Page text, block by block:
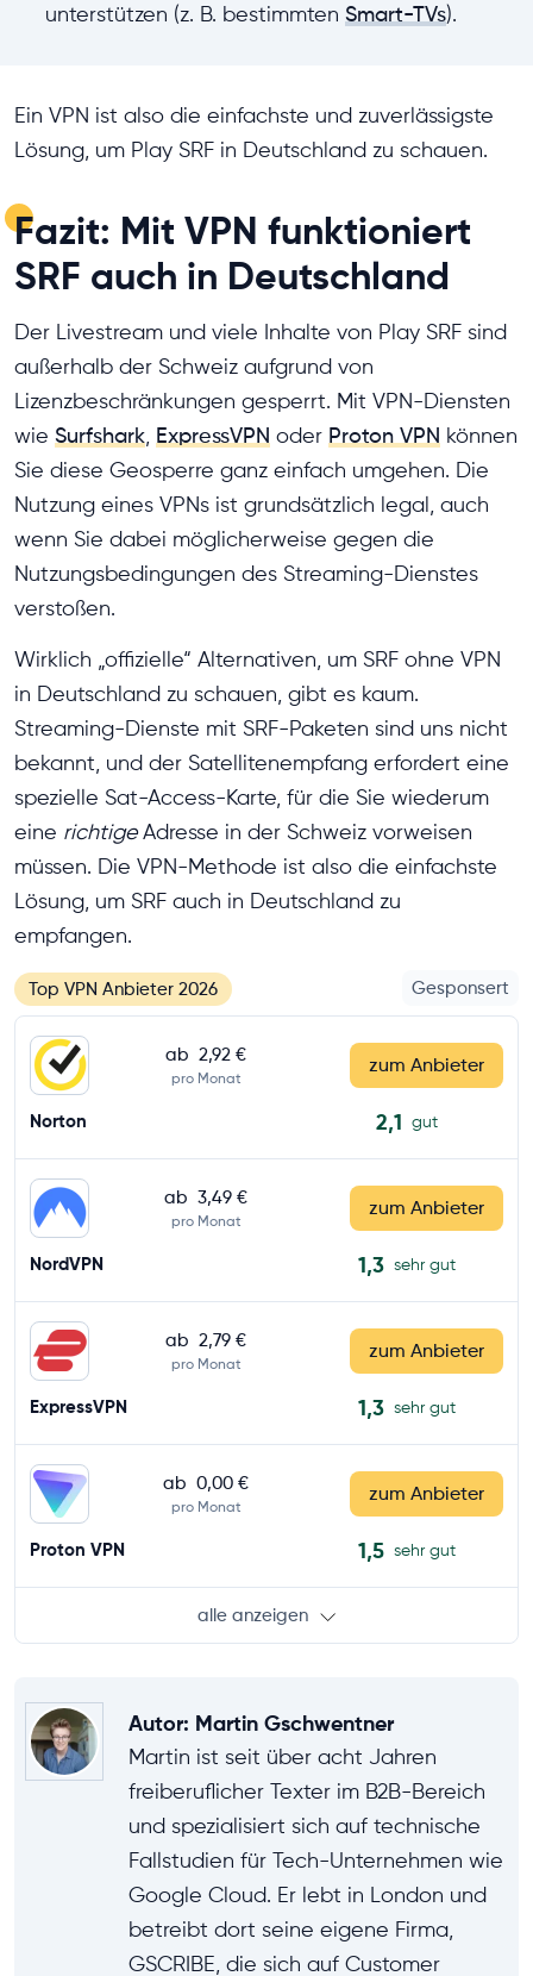
unterstützen (z. B. bestimmten Smart-TVs).
Ein VPN ist also die einfachste und zuverlässigste
Lösung, um Play SRF in Deutschland zu schauen.
Fazit: Mit VPN funktioniert
SRF auch in Deutschland
Der Livestream und viele Inhalte von Play SRF sind
außerhalb der Schweiz aufgrund von
Lizenzbeschränkungen gesperrt. Mit VPN-Diensten
wie Surfshark ExpressVPN oder Proton VPN können
Sie diese Geosperre ganz einfach umgehen. Die
Nutzung eines VPNs ist grundsätzlich legal, auch
wenn Sie dabei möglicherweise gegen die
Nutzungsbedingungen des Streaming-Dienstes
verstoßen.
Wirklich „offizielle“ Alternativen, um SRF ohne VPN
in Deutschland zu schauen, gibt es kaum.
Streaming-Dienste mit SRF-Paketen sind uns nicht
bekannt, und der Satellitenempfang erfordert eine
spezielle Sat-Access-Karte, für die Sie wiederum
eine richtigeAdresse in der Schweiz vorweisen
müssen. Die VPN-Methode ist also die einfachste
Lösung, um SRF auch in Deutschland zu
empfangen.
Top VPN Anbieter 2026 Gesponsert
ab 2,92 €
pro Monat
zum Anbieter
Norton 2,1 gut
ab 3,49 €
pro Monat
zum Anbieter
NordVPN 1,3 sehr gut
ab 2,79 €
pro Monat
zum Anbieter
ExpressVPN 1,3 sehr gut
ab 0,00 €
pro Monat
zum Anbieter
Proton VPN 1,5 sehr gut
alle anzeigen
Autor: Martin Gschwentner
Martin ist seit über acht Jahren
freiberuflicher Texter im B2B-Bereich
und spezialisiert sich auf technische
Fallstudien für Tech-Unternehmen wie
Google Cloud. Er lebt in London und
betreibt dort seine eigene Firma,
GSCRIBE, die sich auf Customer